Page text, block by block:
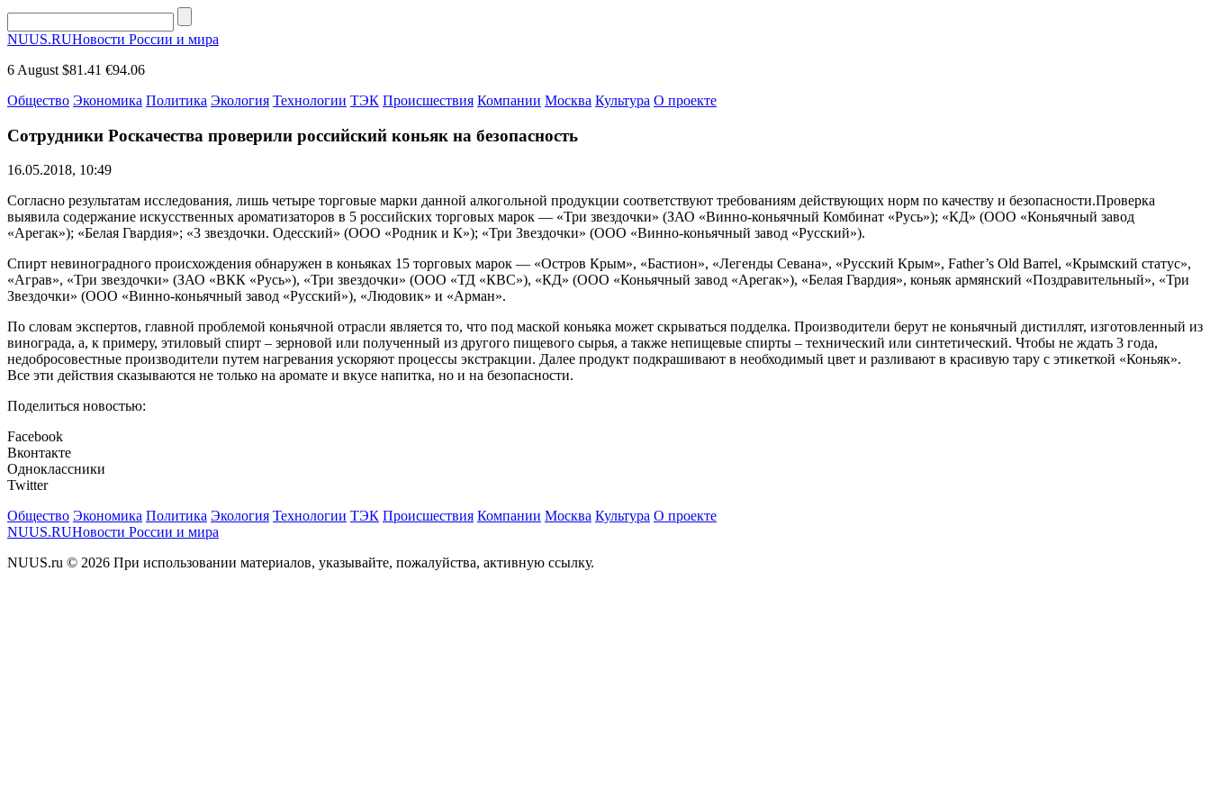
NUUS.RUНовости России и мира
6 August $81.41 €94.06
Общество Экономика Политика Экология Технологии ТЭК Происшествия Компании Москва Культура О проекте
Сотрудники Роскачества проверили российский коньяк на безопасность
16.05.2018, 10:49
Согласно результатам исследования, лишь четыре торговые марки данной алкогольной продукции соответствуют требованиям действующих норм по качеству и безопасности.Проверка
выявила содержание искусственных ароматизаторов в 5 российских торговых марок — «Три звездочки» (ЗАО «Винно-коньячный Комбинат «Русь»); «КД» (ООО «Коньячный завод
«Арегак»); «Белая Гвардия»; «3 звездочки. Одесский» (ООО «Родник и К»); «Три Звездочки» (ООО «Винно-коньячный завод «Русский»).
Спирт невиноградного происхождения обнаружен в коньяках 15 торговых марок — «Остров Крым», «Бастион», «Легенды Севана», «Русский Крым», Father’s Old Barrel, «Крымский статус»,
«Аграв», «Три звездочки» (ЗАО «ВКК «Русь»), «Три звездочки» (ООО «ТД «КВС»), «КД» (ООО «Коньячный завод «Арегак»), «Белая Гвардия», коньяк армянский «Поздравительный», «Три
Звездочки» (ООО «Винно-коньячный завод «Русский»), «Людовик» и «Арман».
По словам экспертов, главной проблемой коньячной отрасли является то, что под маской коньяка может скрываться подделка. Производители берут не коньячный дистиллят, изготовленный из
винограда, а, к примеру, этиловый спирт – зерновой или полученный из другого пищевого сырья, а также непищевые спирты – технический или синтетический. Чтобы не ждать 3 года,
недобросовестные производители путем нагревания ускоряют процессы экстракции. Далее продукт подкрашивают в необходимый цвет и разливают в красивую тару с этикеткой «Коньяк».
Все эти действия сказываются не только на аромате и вкусе напитка, но и на безопасности.
Поделиться новостью:
Facebook
Вконтакте
Одноклассники
Twitter
Общество Экономика Политика Экология Технологии ТЭК Происшествия Компании Москва Культура О проекте
NUUS.RUНовости России и мира
NUUS.ru © 2026 При использовании материалов, указывайте, пожалуйства, активную ссылку.